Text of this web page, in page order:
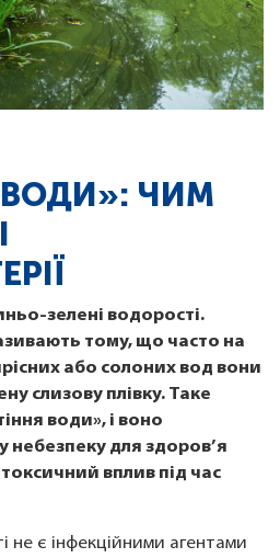
ВОДИ»: ЧИМ
зелені водорості.
тому, що часто на
або солоних вод вони
слизову плівку. Таке
води», і воно
небезпеку для здоров’я
вплив під час
не є інфекційними агентами